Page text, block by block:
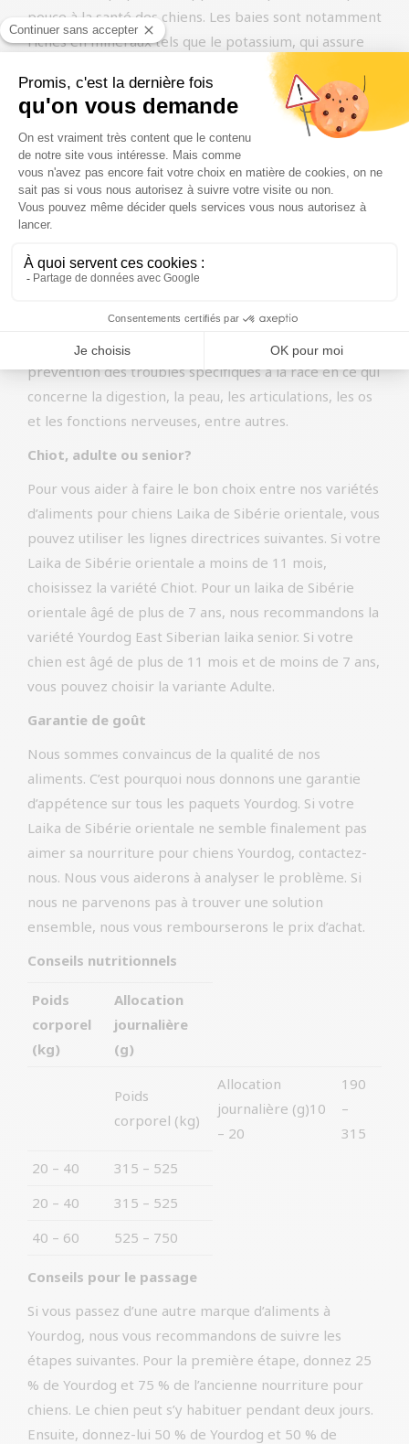
pouce à la santé des chiens. Les baies sont notamment
riches en minéraux tels que le potassium, qui assure
des niveaux sains de fluides vitaux dans le corps. Ces
baies regorgent également de vitamines A, B et C et
d’antioxydants qui soutiennent le système
immunitaire. La vitamine C rend l’urine plus acide, ce
qui rend l’environnement de la vessie moins attrayant
pour les bactéries. L’ajout de canneberges peut
également avoir des effets anti-douleur et anti-
canneberges ont un effet bénéfique sur la digestion et
procurent une sensation de satiété plus longue.
La canneberge est ajoutée à nos aliments pour chiens
parce qu’elle pourrait contribuer positivement à la
prévention des troubles spécifiques à la race en ce qui
concerne la digestion, la peau, les articulations, les os
et les fonctions nerveuses, entre autres.
Chiot, adulte ou senior?
Pour vous aider à faire le bon choix entre nos variétés
d’aliments pour chiens Laika de Sibérie orientale, vous
pouvez utiliser les lignes directrices suivantes. Si votre
Laika de Sibérie orientale a moins de 11 mois,
choisissez la variété Chiot. Pour un laika de Sibérie
orientale âgé de plus de 7 ans, nous recommandons la
variété Yourdog East Siberian laika senior. Si votre
chien est âgé de plus de 11 mois et de moins de 7 ans,
vous pouvez choisir la variante Adulte.
Garantie de goût
Nous sommes convaincus de la qualité de nos
aliments. C’est pourquoi nous donnons une garantie
d’appétence sur tous les paquets Yourdog. Si votre
Laika de Sibérie orientale ne semble finalement pas
aimer sa nourriture pour chiens Yourdog, contactez-
nous. Nous vous aiderons à analyser le problème. Si
nous ne parvenons pas à trouver une solution
ensemble, nous vous rembourserons le prix d’achat.
Conseils nutritionnels
Poids
corporel
(kg)
Allocation
journalière
(g)
Poids
corporel (kg)
Allocation
journalière (g)10
– 20
190
–
315
20 – 40
315 – 525
20 – 40
315 – 525
40 – 60
525 – 750
Conseils pour le passage
Si vous passez d’une autre marque d’aliments à
Yourdog, nous vous recommandons de suivre les
étapes suivantes. Pour la première étape, donnez 25
% de Yourdog et 75 % de l’ancienne nourriture pour
chiens. Le chien peut s’y habituer pendant deux jours.
Ensuite, donnez-lui 50 % de Yourdog et 50 % de